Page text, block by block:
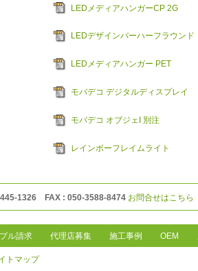
LEDメディアハンガーCP 2G
LEDデザインバーハーフラウンド
LEDメディアハンガー PET
モバデコ デジタルディスプレイ
モバデコ オブジェI 別注
レインボーフレイムライト
1326 FAX : 050-3588-8474 お問合せはこちら
ル請求 代理店募集 施工事例 OEM
トマップ